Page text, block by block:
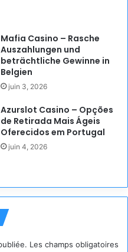
Mafia Casino – Rasche
Auszahlungen und
beträchtliche Gewinne in
Belgien
juin 3, 2026
Azurslot Casino – Opções
de Retirada Mais Ágeis
Oferecidos em Portugal
juin 4, 2026
Les champs obligatoires